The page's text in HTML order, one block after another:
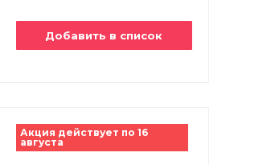
Добавить в список
Акция действует по 16
августа